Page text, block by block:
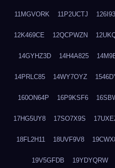
11MGVORK 11P2UCTJ
12K469CE 12QCPWZN
14GYHZ3D 14H4A825
14PRLC85 14WY7OYZ
160ON64P 16P9KSF6
17HG5UY8 17SO7X9S
18FL2H11 18UVF9V8
19V5GFDB 19YDYQRW